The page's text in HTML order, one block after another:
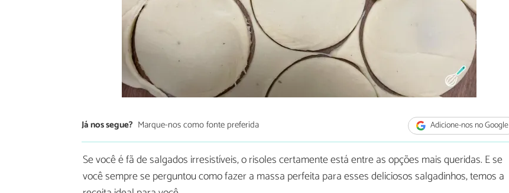
Já nos segue? Marque-nos como fonte preferida Adicione-nos no Google
Se você é fã de salgados irresistíveis, o risoles certamente está entre as opções mais queridas. E se
você sempre se perguntou como fazer a massa perfeita para esses deliciosos salgadinhos, temos a